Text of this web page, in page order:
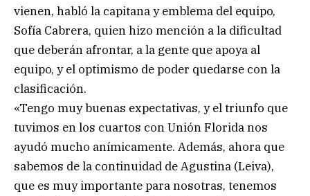
vienen, habló la capitana y emblema del equipo,
Sofía Cabrera, quien hizo mención a la dificultad
que deberán afrontar, a la gente que apoya al
equipo, y el optimismo de poder quedarse con la
clasificación.
«Tengo muy buenas expectativas, y el triunfo que
tuvimos en los cuartos con Unión Florida nos
ayudó mucho anímicamente. Además, ahora que
sabemos de la continuidad de Agustina (Leiva),
que es muy importante para nosotras, tenemos